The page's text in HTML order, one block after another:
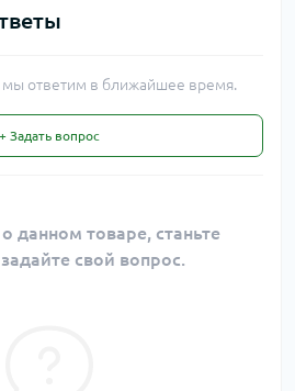
мы ответим в ближайшее время.
+ Задать вопрос
данном товаре, станьте
свой вопрос.